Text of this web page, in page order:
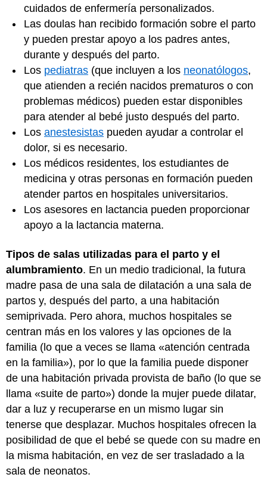
cuidados de enfermería personalizados.
Las doulas han recibido formación sobre el parto
y pueden prestar apoyo a los padres antes,
durante y después del parto.
Los pediatras (que incluyen a los neonatólogos,
que atienden a recién nacidos prematuros o con
problemas médicos) pueden estar disponibles
para atender al bebé justo después del parto.
Los anestesistas pueden ayudar a controlar el
dolor, si es necesario.
Los médicos residentes, los estudiantes de
medicina y otras personas en formación pueden
atender partos en hospitales universitarios.
Los asesores en lactancia pueden proporcionar
apoyo a la lactancia materna.
Tipos de salas utilizadas para el parto y el
alumbramiento. En un medio tradicional, la futura
madre pasa de una sala de dilatación a una sala de
partos y, después del parto, a una habitación
semiprivada. Pero ahora, muchos hospitales se
centran más en los valores y las opciones de la
familia (lo que a veces se llama «atención centrada
en la familia»), por lo que la familia puede disponer
de una habitación privada provista de baño (lo que se
llama «suite de parto») donde la mujer puede dilatar,
dar a luz y recuperarse en un mismo lugar sin
tenerse que desplazar. Muchos hospitales ofrecen la
posibilidad de que el bebé se quede con su madre en
la misma habitación, en vez de ser trasladado a la
sala de neonatos.